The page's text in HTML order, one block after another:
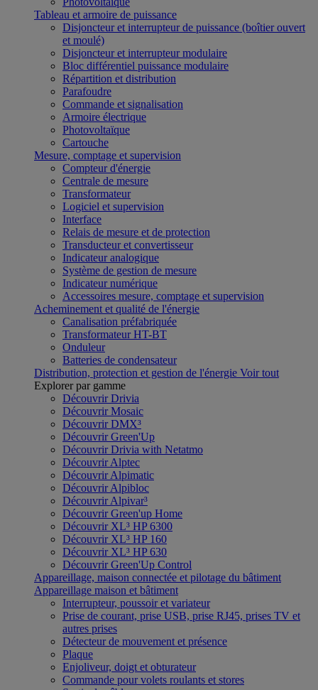
Tableau et armoire de puissance
Disjoncteur et interrupteur de puissance (boîtier ouvert
et moulé)
Disjoncteur et interrupteur modulaire
Bloc différentiel puissance modulaire
Répartition et distribution
Parafoudre
Commande et signalisation
Armoire électrique
Photovoltaïque
Cartouche
Mesure, comptage et supervision
Compteur d'énergie
Centrale de mesure
Transformateur
Logiciel et supervision
Interface
Relais de mesure et de protection
Transducteur et convertisseur
Indicateur analogique
Système de gestion de mesure
Indicateur numérique
Accessoires mesure, comptage et supervision
Acheminement et qualité de l'énergie
Canalisation préfabriquée
Transformateur HT-BT
Onduleur
Batteries de condensateur
Distribution, protection et gestion de l'énergie Voir tout
Explorer par gamme
Découvrir Drivia
Découvrir Mosaic
Découvrir DMX³
Découvrir Green'Up
Découvrir Drivia with Netatmo
Découvrir Alptec
Découvrir Alpimatic
Découvrir Alpibloc
Découvrir Alpivar³
Découvrir Green'up Home
Découvrir XL³ HP 6300
Découvrir XL³ HP 160
Découvrir XL³ HP 630
Découvrir Green'Up Control
Appareillage, maison connectée et pilotage du bâtiment
Appareillage maison et bâtiment
Interrupteur, poussoir et variateur
Prise de courant, prise USB, prise RJ45, prises TV et
autres prises
Détecteur de mouvement et présence
Plaque
Enjoliveur, doigt et obturateur
Commande pour volets roulants et stores